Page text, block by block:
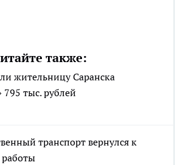
также:
жительницу Саранска
795 тыс. рублей
транспорт вернулся к